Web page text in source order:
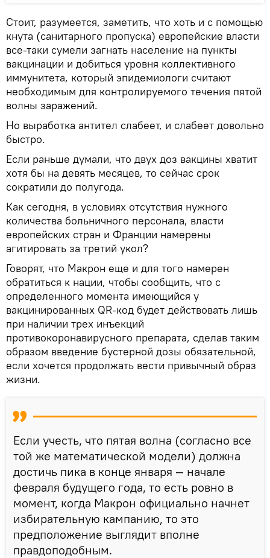
Стоит, разумеется, заметить, что хоть и с помощью
кнута (санитарного пропуска) европейские власти
все-таки сумели загнать население на пункты
вакцинации и добиться уровня коллективного
иммунитета, который эпидемиологи считают
необходимым для контролируемого течения пятой
волны заражений.
Но выработка антител слабеет, и слабеет довольно
быстро.
Если раньше думали, что двух доз вакцины хватит
хотя бы на девять месяцев, то сейчас срок
сократили до полугода.
Как сегодня, в условиях отсутствия нужного
количества больничного персонала, власти
европейских стран и Франции намерены
агитировать за третий укол?
Говорят, что Макрон еще и для того намерен
обратиться к нации, чтобы сообщить, что с
определенного момента имеющийся у
вакцинированных QR-код будет действовать лишь
при наличии трех инъекций
противокоронавирусного препарата, сделав таким
образом введение бустерной дозы обязательной,
если хочется продолжать вести привычный образ
жизни.
Если учесть, что пятая волна (согласно все
той же математической модели) должна
достичь пика в конце января — начале
февраля будущего года, то есть ровно в
момент, когда Макрон официально начнет
избирательную кампанию, то это
предположение выглядит вполне
правдоподобным.